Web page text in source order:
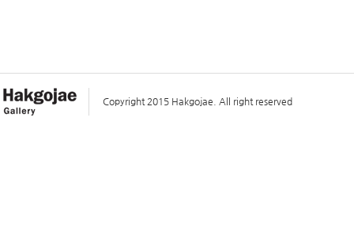
Copyright 2015 Hakgojae. All right reserved